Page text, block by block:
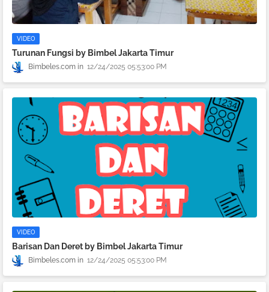
VIDEO
Turunan Fungsi by Bimbel Jakarta Timur
Bimbeles.com 12/24/2025 05:53:00 PM
VIDEO
Barisan Dan Deret by Bimbel Jakarta Timur
Bimbeles.com 12/24/2025 05:53:00 PM